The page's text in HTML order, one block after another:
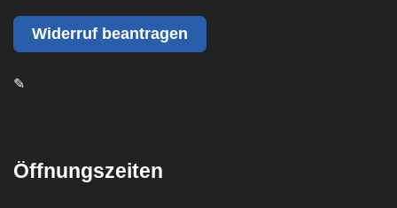
Widerruf beantragen
✎
Öffnungszeiten